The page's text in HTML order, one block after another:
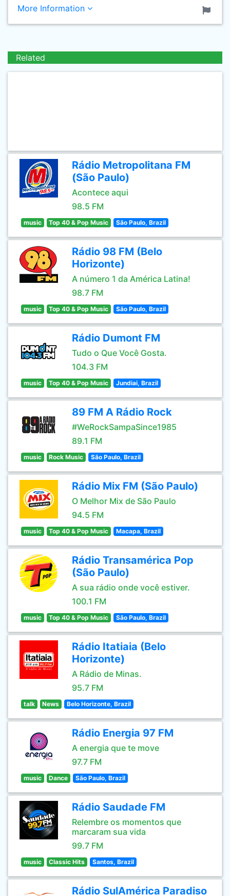
More Information
Related
Rádio Metropolitana FM
(São Paulo)
Acontece aqui
98.5 FM
music Top 40 & Pop Music São Paulo, Brazil
Rádio 98 FM (Belo
Horizonte)
A número 1 da América Latina!
98.7 FM
music Top 40 & Pop Music São Paulo, Brazil
Rádio Dumont FM
Tudo o Que Você Gosta.
104.3 FM
music Top 40 & Pop Music Jundiai, Brazil
89 FM A Rádio Rock
#WeRockSampaSince1985
89.1 FM
music Rock Music São Paulo, Brazil
Rádio Mix FM (São Paulo)
O Melhor Mix de São Paulo
94.5 FM
music Top 40 & Pop Music Macapa, Brazil
Rádio Transamérica Pop
(São Paulo)
A sua rádio onde você estiver.
100.1 FM
music Top 40 & Pop Music São Paulo, Brazil
Rádio Itatiaia (Belo
Horizonte)
A Rádio de Minas.
95.7 FM
talk News Belo Horizonte, Brazil
Rádio Energia 97 FM
A energia que te move
97.7 FM
music Dance São Paulo, Brazil
Rádio Saudade FM
Relembre os momentos que
marcaram sua vida
99.7 FM
music Classic Hits Santos, Brazil
Rádio SulAmérica Paradiso